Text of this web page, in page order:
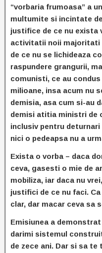
“vorbaria frumoasa” a
multumite si incintate
justifice de ce nu exista
activitatii noii majoritati
de ce nu se lichideaza
raspundere grangurii,
comunisti, ce au
milioane, insa acum nu
demisia, asa cum si-au
demisi atitia ministri de
inclusiv pentru deturnari
nici o pedeapsa nu a
Exista o vorba – daca
ceva, gasesti o mie de
mobiliza, iar daca nu
justifici de ce nu faci.
clar, dar macar ceva sa
Emisiunea a
darimi sistemul
de zece ani. Dar si sa